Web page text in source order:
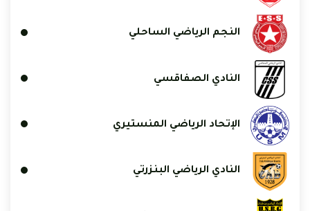
النجم الرياضي الساحلي
النادي الصفاقسي
الإتحاد الرياضي المنستيري
النادي الرياضي البنزرتي